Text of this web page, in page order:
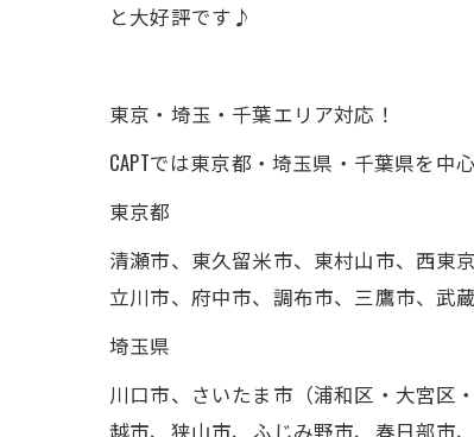
と大好評です♪
東京・埼玉・千葉エリア対応！
CAPTでは東京都・埼玉県・千葉県を中
東京都
清瀬市、東久留米市、東村山市、西東
立川市、府中市、調布市、三鷹市、武
埼玉県
川口市、さいたま市（浦和区・大宮区
越市、狭山市、ふじみ野市、春日部市